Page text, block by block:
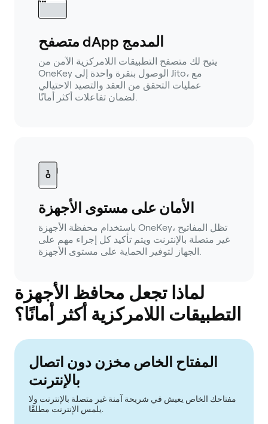
متصفح dApp المدمج
يتيح لك متصفح التطبيقات اللامركزية الآمن من
OneKey الوصول بنقرة واحدة إلى Jito، مع
عمليات التحقق من العقد والتصيد الاحتيالي
لضمان تفاعلات أكثر أمانًا.
الأمان على مستوى الأجهزة
باستخدام محفظة الأجهزة OneKey، تظل المفاتيح
غير متصلة بالإنترنت ويتم تأكيد كل إجراء مهم على
الجهاز لتوفير الحماية على مستوى الأجهزة.
لماذا تجعل محافظ الأجهزة
التطبيقات اللامركزية أكثر أمانًا؟
المفتاح الخاص مخزن دون اتصال
بالإنترنت
مفتاحك الخاص يعيش في شريحة آمنة غير متصلة بالإنترنت ولا